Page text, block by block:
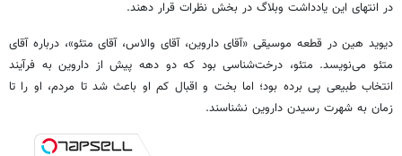
در انتهای این یادداشت وبلاگ در بخش نظرات قرار دهند.
دیوید هین در قطعه موسیقی «آقای داروین، آقای والاس، آقای متئو»، درباره آقای
متئو می‌نویسد. متئو، درخت‌شناسی بود که دو دهه پیش از داروین به فرآیند
انتخاب طبیعی پی برده بود؛ اما بخت و اقبال کم او باعث شد تا مردم، او را تا
زمان به شهرت رسیدن داروین نشناسند.